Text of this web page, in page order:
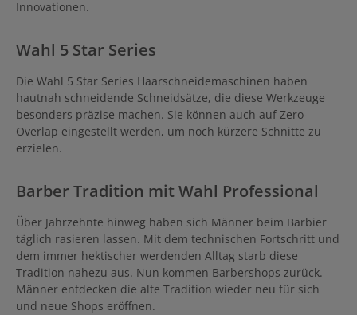
Frisierkamm
Reinigungsbürste Öl
Innovationen.
Wahl 5 Star Series
Die Wahl 5 Star Series Haarschneidemaschinen haben
hautnah schneidende Schneidsätze, die diese Werkzeuge
besonders präzise machen. Sie können auch auf Zero-
Overlap eingestellt werden, um noch kürzere Schnitte zu
erzielen.
Barber Tradition mit Wahl Professional
Über Jahrzehnte hinweg haben sich Männer beim Barbier
täglich rasieren lassen. Mit dem technischen Fortschritt und
dem immer hektischer werdenden Alltag starb diese
Tradition nahezu aus. Nun kommen Barbershops zurück.
Männer entdecken die alte Tradition wieder neu für sich
und neue Shops eröffnen.